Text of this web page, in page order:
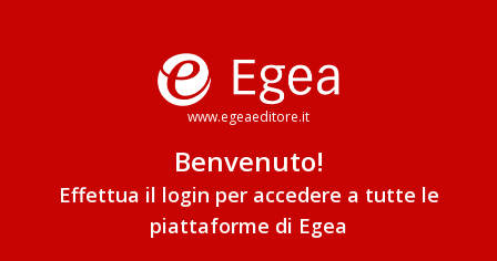
www.egeaeditore.it
Benvenuto!
Effettua il login per accedere a tutte le
piattaforme di Egea